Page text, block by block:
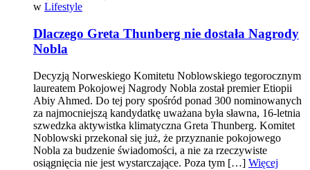
w Lifestyle
Dlaczego Greta Thunberg nie dostała Nagrody
Nobla
Decyzją Norweskiego Komitetu Noblowskiego tegorocznym
laureatem Pokojowej Nagrody Nobla został premier Etiopii
Abiy Ahmed. Do tej pory spośród ponad 300 nominowanych
za najmocniejszą kandydatkę uważana była sławna, 16-letnia
szwedzka aktywistka klimatyczna Greta Thunberg. Komitet
Noblowski przekonał się już, że przyznanie pokojowego
Nobla za budzenie świadomości, a nie za rzeczywiste
osiągnięcia nie jest wystarczające. Poza tym […] Więcej